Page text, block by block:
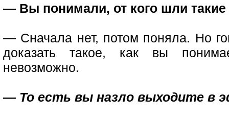
— Вы понимали, от кого шли
— Сначала нет, потом поняла. Но
доказать такое, как вы
невозможно.
— То есть вы назло выходите в